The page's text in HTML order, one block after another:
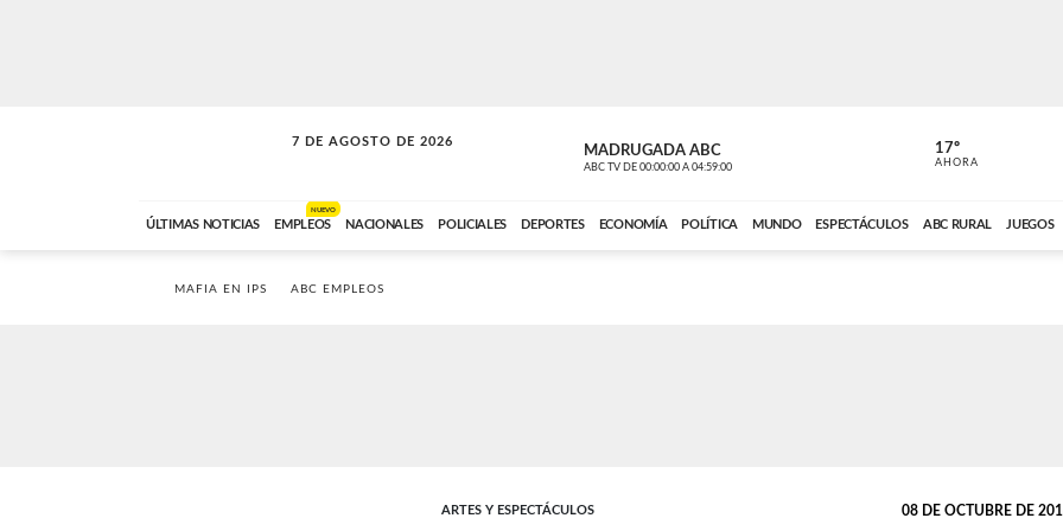
7 DE AGOSTO DE 2026
SOLO MÚSICA MADRUGADA ABC
ABC TV DE 00:00:00 A 04:59:00 ABC CARDINAL
17º
AHORA
ÚLTIMAS NOTICIAS EMPLEOS
NUEVO
NACIONALES POLICIALES DEPORTES ECONOMÍA POLÍTICA MUNDO ESPECTÁCULOS ABC RURAL JUEGOS
MAFIA EN IPS ABC EMPLEOS
ARTES Y ESPECTÁCULOS 08 DE OCTUBRE DE